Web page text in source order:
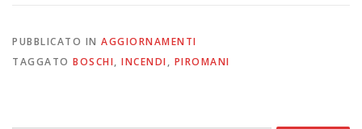
PUBBLICATO IN AGGIORNAMENTI
TAGGATO BOSCHI, INCENDI, PIROMANI